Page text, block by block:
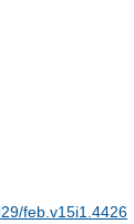
feb.v15i1.4426